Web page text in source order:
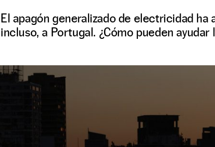
El apagón generalizado de electricidad ha
incluso, a Portugal. ¿Cómo pueden ayudar